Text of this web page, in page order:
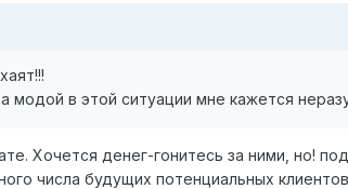
в этой ситуации мне кажется
Хочется денег-гонитесь за ними, но!
числа будущих потенциальных